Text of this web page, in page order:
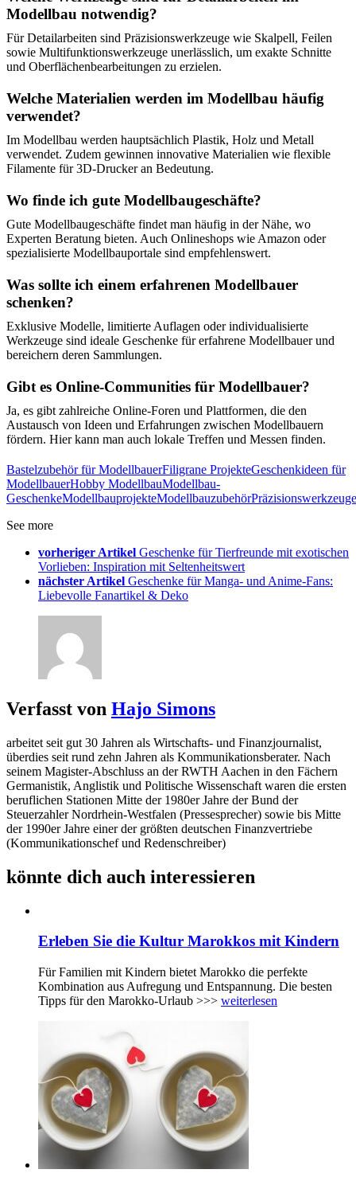
Modellbau notwendig?
Für Detailarbeiten sind Präzisionswerkzeuge wie Skalpell, Feilen
sowie Multifunktionswerkzeuge unerlässlich, um exakte Schnitte
und Oberflächenbearbeitungen zu erzielen.
Welche Materialien werden im Modellbau häufig
verwendet?
Im Modellbau werden hauptsächlich Plastik, Holz und Metall
verwendet. Zudem gewinnen innovative Materialien wie flexible
Filamente für 3D-Drucker an Bedeutung.
Wo finde ich gute Modellbaugeschäfte?
Gute Modellbaugeschäfte findet man häufig in der Nähe, wo
Experten Beratung bieten. Auch Onlineshops wie Amazon oder
spezialisierte Modellbauportale sind empfehlenswert.
Was sollte ich einem erfahrenen Modellbauer
schenken?
Exklusive Modelle, limitierte Auflagen oder individualisierte
Werkzeuge sind ideale Geschenke für erfahrene Modellbauer und
bereichern deren Sammlungen.
Gibt es Online-Communities für Modellbauer?
Ja, es gibt zahlreiche Online-Foren und Plattformen, die den
Austausch von Ideen und Erfahrungen zwischen Modellbauern
fördern. Hier kann man auch lokale Treffen und Messen finden.
Bastelzubehör für ModellbauerFiligrane ProjekteGeschenkideen für
ModellbauerHobby ModellbauModellbau-
GeschenkeModellbauprojekteModellbauzubehörPräzisionswerkzeuge
See more
vorheriger Artikel Geschenke für Tierfreunde mit exotischen
Vorlieben: Inspiration mit Seltenheitswert
nächster Artikel Geschenke für Manga- und Anime-Fans:
Liebevolle Fanartikel & Deko
Verfasst von Hajo Simons
arbeitet seit gut 30 Jahren als Wirtschafts- und Finanzjournalist,
überdies seit rund zehn Jahren als Kommunikationsberater. Nach
seinem Magister-Abschluss an der RWTH Aachen in den Fächern
Germanistik, Anglistik und Politische Wissenschaft waren die ersten
beruflichen Stationen Mitte der 1980er Jahre der Bund der
Steuerzahler Nordrhein-Westfalen (Pressesprecher) sowie bis Mitte
der 1990er Jahre einer der größten deutschen Finanzvertriebe
(Kommunikationschef und Redenschreiber)
könnte dich auch interessieren
Erleben Sie die Kultur Marokkos mit Kindern
Für Familien mit Kindern bietet Marokko die perfekte
Kombination aus Aufregung und Entspannung. Die besten
Tipps für den Marokko-Urlaub >>> weiterlesen